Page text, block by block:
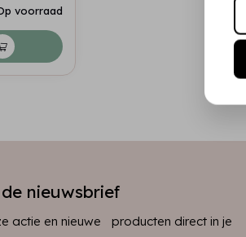
voorraad
nieuwsbrief
actie en nieuwe producten direct in je